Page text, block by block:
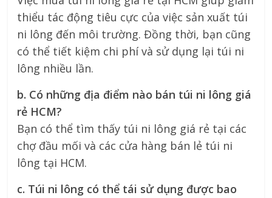
thiểu tác động tiêu cực của việc sản xuất túi
ni lông đến môi trường. Đồng thời, bạn cũng
có thể tiết kiệm chi phí và sử dụng lại túi ni
lông nhiều lần.
b. Có những địa điểm nào bán túi ni lông giá
rẻ HCM?
Bạn có thể tìm thấy túi ni lông giá rẻ tại các
chợ đầu mối và các cửa hàng bán lẻ túi ni
lông tại HCM.
c. Túi ni lông có thể tái sử dụng được bao